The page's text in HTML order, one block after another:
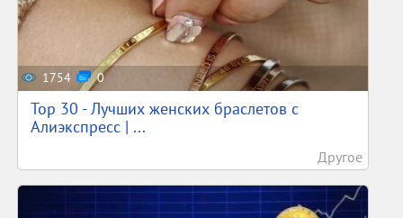
1754 0
Top 30 - Лучших женских браслетов с
Алиэкспресс | ...
Другое